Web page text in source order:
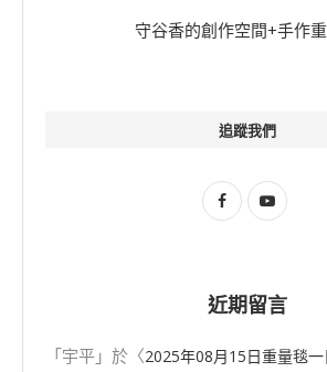
守谷香的創作空間+手作
追蹤我們
近期留言
「宇平 」於〈2025年08⽉15⽇重量毯